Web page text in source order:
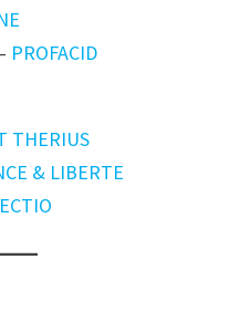
PROFACID
THERIUS
& LIBERTE